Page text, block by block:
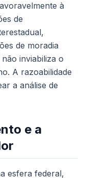
à
de
de moradia
inviabiliza o
A razoabilidade
a análise de
e a
esfera federal,